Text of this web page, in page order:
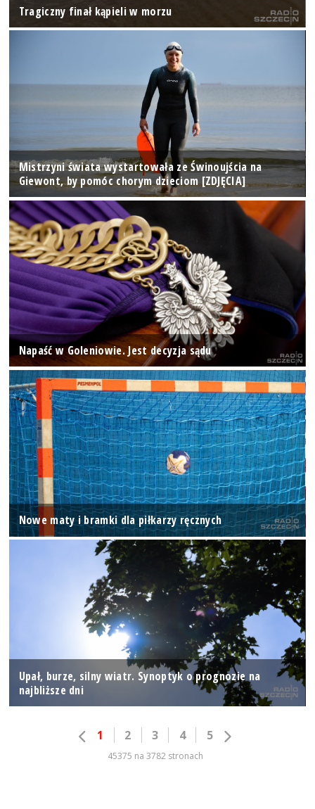
Tragiczny finał kąpieli w morzu
Mistrzyni świata wystartowała ze Świnoujścia na
Giewont, by pomóc chorym dzieciom [ZDJĘCIA]
Napaść w Goleniowie. Jest decyzja sądu
Nowe maty i bramki dla piłkarzy ręcznych
Upał, burze, silny wiatr. Synoptyk o prognozie na
najbliższe dni
1 2 3 4 5
45375 na 3782 stronach